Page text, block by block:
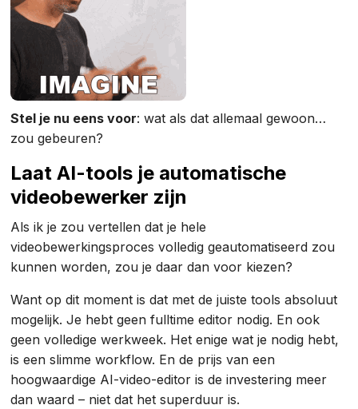
Stel je nu eens voor: wat als dat allemaal gewoon…
zou gebeuren?
Laat AI-tools je automatische
videobewerker zijn
Als ik je zou vertellen dat je hele
videobewerkingsproces volledig geautomatiseerd zou
kunnen worden, zou je daar dan voor kiezen?
Want op dit moment is dat met de juiste tools absoluut
mogelijk. Je hebt geen fulltime editor nodig. En ook
geen volledige werkweek. Het enige wat je nodig hebt,
is een slimme workflow. En de prijs van een
hoogwaardige AI-video-editor is de investering meer
dan waard – niet dat het superduur is.